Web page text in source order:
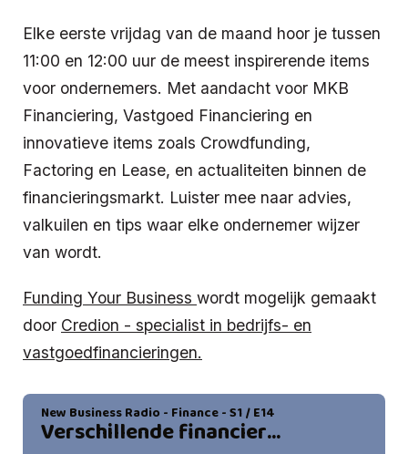
Elke eerste vrijdag van de maand hoor je tussen
11:00 en 12:00 uur de meest inspirerende items
voor ondernemers. Met aandacht voor MKB
Financiering, Vastgoed Financiering en
innovatieve items zoals Crowdfunding,
Factoring en Lease, en actualiteiten binnen de
financieringsmarkt. Luister mee naar advies,
valkuilen en tips waar elke ondernemer wijzer
van wordt.
Funding Your Business wordt mogelijk gemaakt
door Credion - specialist in bedrijfs- en
vastgoedfinancieringen.